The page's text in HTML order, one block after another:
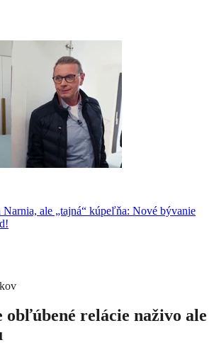
ale „tajná“ kúpeľňa: Nové bývanie
obľúbené relácie naživo ale